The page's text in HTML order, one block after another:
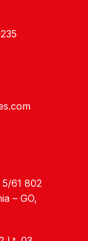
61 802
– GO,